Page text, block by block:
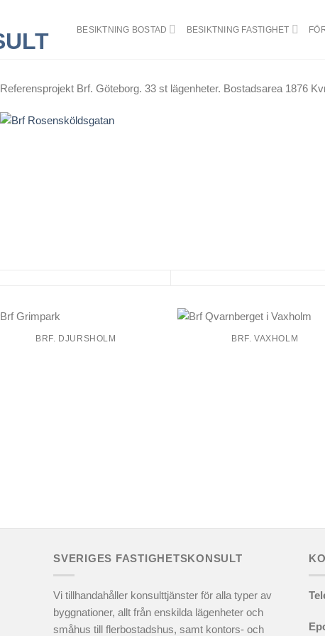
BESIKTNING BOSTAD BESIKTNING FASTIGHET
Referensprojekt Brf. Göteborg. 33 st lägenheter. Bostadsarea 1876
BRF. DJURSHOLM BRF. VAXHOLM
SVERIGES FASTIGHETSKONSULT
Vi tillhandahåller konsulttjänster för alla typer av
byggnationer, allt från enskilda lägenheter och
småhus till flerbostadshus, samt kontors- och